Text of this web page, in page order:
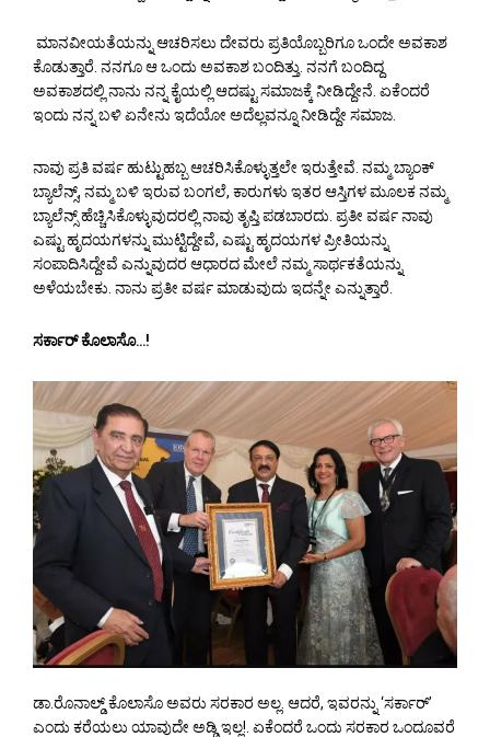
ಮಾನವೀಯತೆಯನ್ನು ಆಚರಿಸಲು ದೇವರು ಪ್ರತಿಯೊಬ್ಬರಿಗೂ ಒಂದೇ ಅವಕಾಶ
ಕೊಡುತ್ತಾರೆ. ನನಗೂ ಆ ಒಂದು ಅವಕಾಶ ಬಂದಿತ್ತು. ನನಗೆ ಬಂದಿದ್ದ
ಅವಕಾಶದಲ್ಲಿ ನಾನು ನನ್ನ ಕೈಯಲ್ಲಿ ಆದಷ್ಟು ಸಮಾಜಕ್ಕೆ ನೀಡಿದ್ದೇನೆ. ಏಕೆಂದರೆ
ಇಂದು ನನ್ನ ಬಳಿ ಏನೇನು ಇದೆಯೋ ಅದೆಲ್ಲವನ್ನೂ ನೀಡಿದ್ದೇ ಸಮಾಜ.
ನಾವು ಪ್ರತಿ ವರ್ಷ ಹುಟ್ಟುಹಬ್ಬ ಆಚರಿಸಿಕೊಳ್ಳುತ್ತಲೇ ಇರುತ್ತೇವೆ. ನಮ್ಮ ಬ್ಯಾಂಕ್
ಬ್ಯಾಲೆನ್ಸ್, ನಮ್ಮ ಬಳಿ ಇರುವ ಬಂಗಲೆ, ಕಾರುಗಳು ಇತರ ಆಸ್ತಿಗಳ ಮೂಲಕ ನಮ್ಮ
ಬ್ಯಾಲೆನ್ಸ್ ಹೆಚ್ಚಿಸಿಕೊಳ್ಳುವುದರಲ್ಲಿ ನಾವು ತೃಪ್ತಿ ಪಡಬಾರದು. ಪ್ರತೀ ವರ್ಷ ನಾವು
ಎಷ್ಟು ಹೃದಯಗಳನ್ನು ಮುಟ್ಟಿದ್ದೇವೆ, ಎಷ್ಟು ಹೃದಯಗಳ ಪ್ರೀತಿಯನ್ನು
ಸಂಪಾದಿಸಿದ್ದೇವೆ ಎನ್ನುವುದರ ಆಧಾರದ ಮೇಲೆ ನಮ್ಮ ಸಾರ್ಥಕತೆಯನ್ನು
ಅಳೆಯಬೇಕು. ನಾನು ಪ್ರತೀ ವರ್ಷ ಮಾಡುವುದು ಇದನ್ನೇ ಎನ್ನುತ್ತಾರೆ.
ಸರ್ಕಾರ್ ಕೊಲಾಸೊ…!
ಡಾ.ರೊನಾಲ್ಡ್ ಕೊಲಾಸೊ ಅವರು ಸರಕಾರ ಅಲ್ಲ. ಆದರೆ, ಇವರನ್ನು ‘ಸರ್ಕಾರ್’
ಎಂದು ಕರೆಯಲು ಯಾವುದೇ ಅಡ್ಡಿ ಇಲ್ಲ!. ಏಕೆಂದರೆ ಒಂದು ಸರಕಾರ ಒಂದೂವರೆ